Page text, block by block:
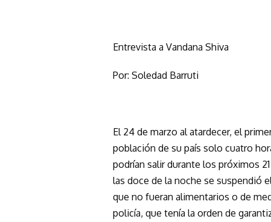
Entrevista a Vandana Shiva
Por: Soledad Barruti
El 24 de marzo al atardecer, el
población de su país solo cuatro
podrían salir durante los próximos
las doce de la noche se suspendió
que no fueran alimentarios o de
policía, que tenía la orden de